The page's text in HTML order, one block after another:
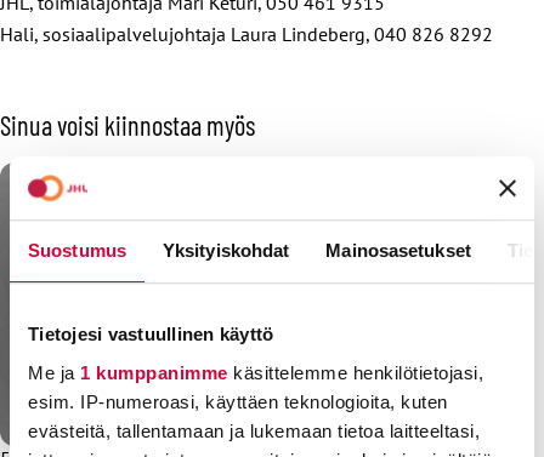
Suostumus Yksityiskohdat Mainosasetukset
Tietojesi vastuullinen käyttö
Me ja 1 kumppanimme käsittelemme henkilötietojasi,
esim. IP-numeroasi, käyttäen teknologioita, kuten
evästeitä, tallentamaan ja lukemaan tietoa laitteeltasi,
Hali, sosiaalipalvelujohtaja Laura Lindeberg, 040 826 8292
Sinua voisi kiinnostaa myös